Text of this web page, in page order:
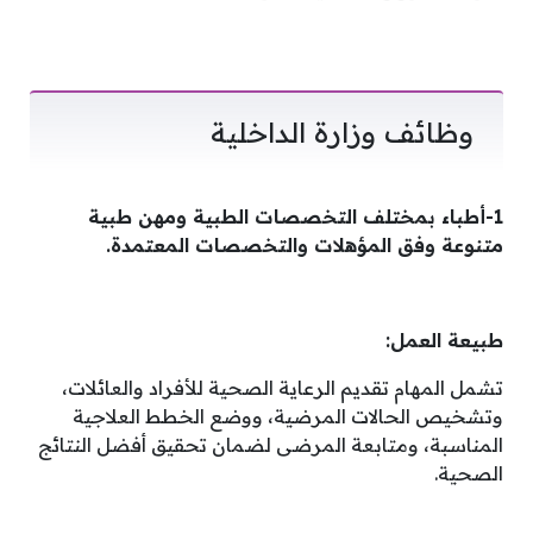
وظائف وزارة الداخلية
1-أطباء بمختلف التخصصات الطبية ومهن طبية
متنوعة وفق المؤهلات والتخصصات المعتمدة.
طبيعة العمل:
تشمل المهام تقديم الرعاية الصحية للأفراد والعائلات،
وتشخيص الحالات المرضية، ووضع الخطط العلاجية
المناسبة، ومتابعة المرضى لضمان تحقيق أفضل النتائج
الصحية.